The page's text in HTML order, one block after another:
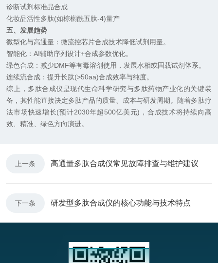
诊断试剂标准品合成
化妆品活性多肽(如棕榈酰五肽-4)量产
五、发展趋势
微型化与高通量：微流控芯片合成技术降低试剂用量。
智能化：AI辅助序列设计+合成参数优化。
绿色合成：减少DMF等有毒溶剂使用，发展水相或固载试剂体系。
连续流合成：提升长肽(>50aa)合成效率与纯度。
综上，多肽合成仪是现代生命科学研究与多肽药物产业化的关键装
备，其性能直接决定多肽产品的质量、成本与研发周期。随着多肽疗
法市场快速增长(预计2030年超500亿美元)，合成技术将持续向高
效、精准、绿色方向演进。
上一条 高通量多肽合成仪常见故障排查与维护建议
下一条 研发型多肽合成仪的核心功能与技术特点